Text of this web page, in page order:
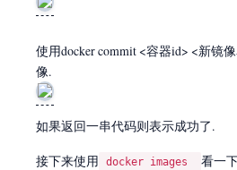
使用docker commit <容器id> <新镜
像.
如果返回一串代码则表示成功了.
接下来使用 docker images
看一